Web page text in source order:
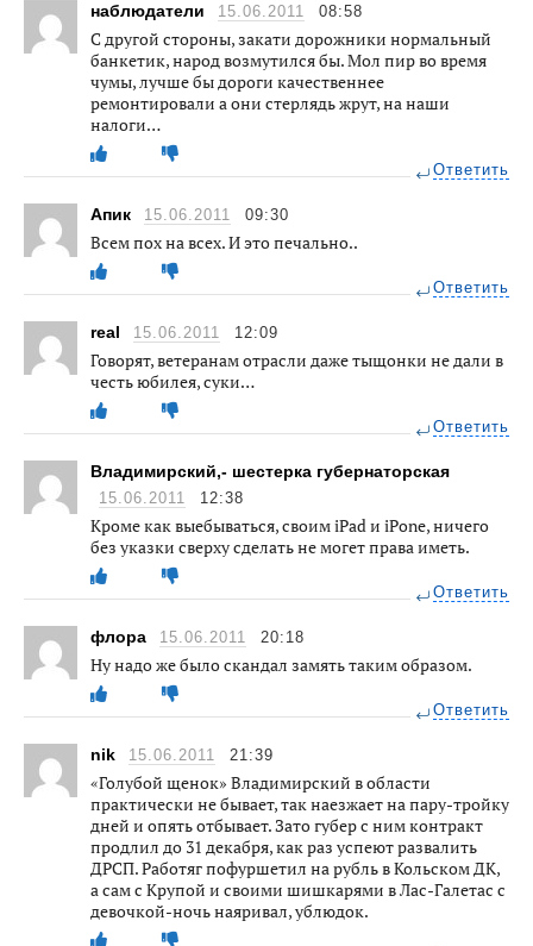
наблюдатели 15.06.2011 08:58
С другой стороны, закати дорожники нормальный
банкетик, народ возмутился бы. Мол пир во время
чумы, лучше бы дороги качественнее
ремонтировали а они стерлядь жрут, на наши
налоги…
Ответить
Апик 15.06.2011 09:30
Всем пох на всех. И это печально..
Ответить
real 15.06.2011 12:09
Говорят, ветеранам отрасли даже тыщонки не дали в
честь юбилея, суки…
Ответить
Владимирский,- шестерка губернаторская
15.06.2011 12:38
Кроме как выебываться, своим iPad и iPone, ничего
без указки сверху сделать не могет права иметь.
Ответить
флора 15.06.2011 20:18
Ну надо же было скандал замять таким образом.
Ответить
nik 15.06.2011 21:39
«Голубой щенок» Владимирский в области
практически не бывает, так наезжает на пару-тройку
дней и опять отбывает. Зато губер с ним контракт
продлил до 31 декабря, как раз успеют развалить
ДРСП. Работяг пофуршетил на рубль в Кольском ДК,
а сам с Крупой и своими шишкарями в Лас-Галетас с
девочкой-ночь наяривал, ублюдок.